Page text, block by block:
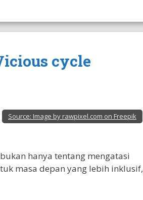
cycle
Source: Image by rawpixel.com on Freepik
hanya tentang mengatasi
masa depan yang lebih inklusif,